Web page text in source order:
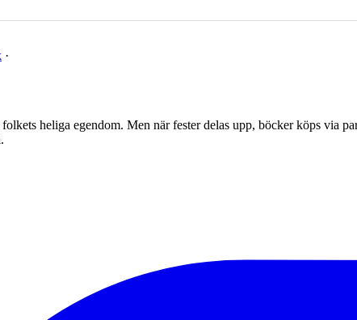
·
folkets heliga egendom. Men när fester delas upp, böcker köps